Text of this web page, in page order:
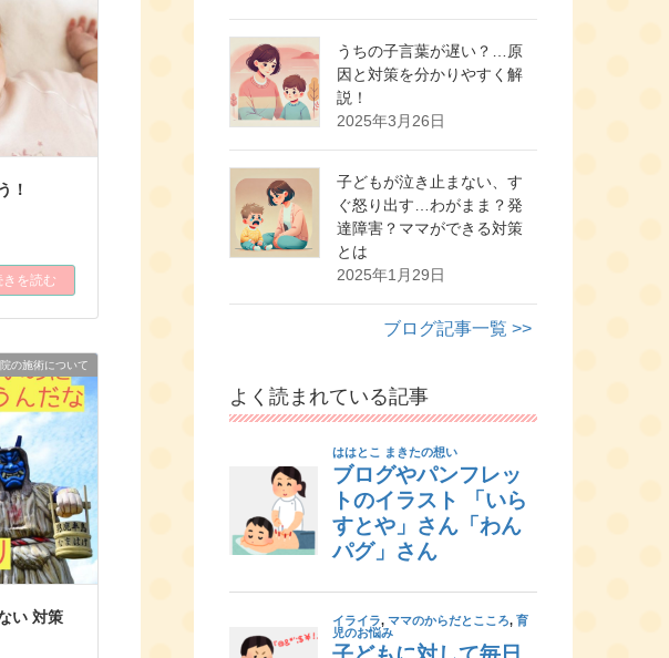
！
きを読む
の施術について
い 対策
うちの子言葉が遅い？…原
因と対策を分かりやすく解
説！
2025年3月26日
子どもが泣き止まない、す
ぐ怒り出す…わがまま？発
達障害？ママができる対策
とは
2025年1月29日
ブログ記事一覧 >>
よく読まれている記事